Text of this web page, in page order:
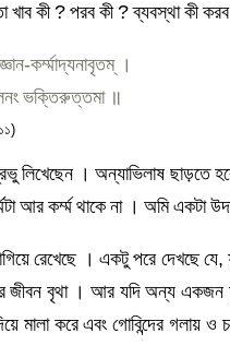
খাব কী ? পরব কী ? ব্যবস্থা কী
কর্ম্মাদ্যনাবৃতম্ ।
ভক্তিরুত্তমা ॥
লিখেছেন । অন্যাভিলাষ ছাড়তে
আর কর্ম্ম থাকে না । অমি একটা
রেখেছে । একটু পরে দেখছে
জীবন বৃথা । আর যদি অন্য
মালা করে এবং গোবিন্দের গলায় ও